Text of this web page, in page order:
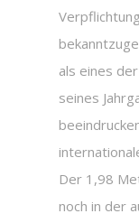
als eines
seines
Der 1,98
noch in der